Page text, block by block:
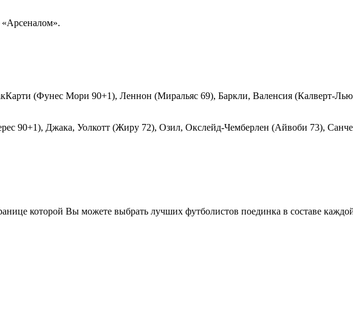
(Фунес Мори 90+1), Леннон (Миральяс 69), Баркли, Валенсия (Калверт-
90+1), Джака, Уолкотт (Жиру 72), Озил, Окслейд-Чемберлен (Айвоби 73),
которой Вы можете выбрать лучших футболистов поединка в составе